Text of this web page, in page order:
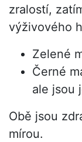
zralostí,
výživového
Zelené
Černé
ale jsou
Obě jsou
mírou.